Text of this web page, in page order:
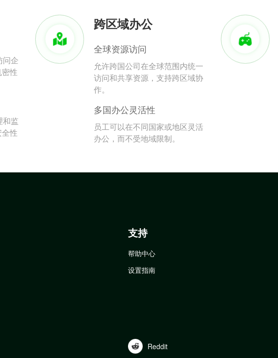
问企
性
和监
性
跨区域办公
全球资源访问
允许跨国公司在全球范围内统一
访问和共享资源，支持跨区域协
作。
多国办公灵活性
员工可以在不同国家或地区灵活
办公，而不受地域限制。
支持
帮助中心
设置指南
Reddit